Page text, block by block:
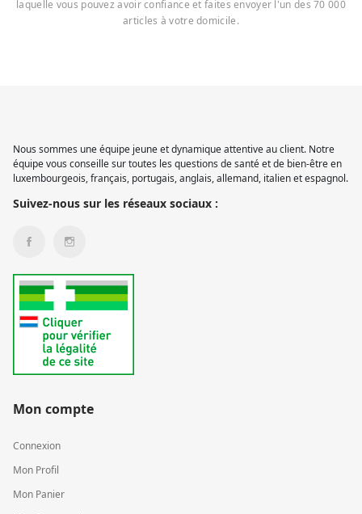
laquelle vous pouvez avoir confiance et faites envoyer l'un des 70 000
articles à votre domicile.
Nous sommes une équipe jeune et dynamique attentive au client. Notre
équipe vous conseille sur toutes les questions de santé et de bien-être en
luxembourgeois, français, portugais, anglais, allemand, italien et espagnol.
Suivez-nous sur les réseaux sociaux :
Mon compte
Connexion
Mon Profil
Mon Panier